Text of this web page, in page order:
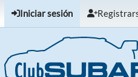
Iniciar sesión